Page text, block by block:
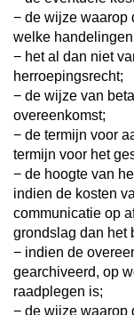
− de wijze waarop
welke
− het al dan niet
herroepingsrecht;
− de wijze van
overeenkomst;
− de termijn voor
termijn voor het
− de hoogte van
indien de kosten
communicatie op
grondslag dan het
− indien de
gearchiveerd, op
raadplegen is;
− de wijze waarop